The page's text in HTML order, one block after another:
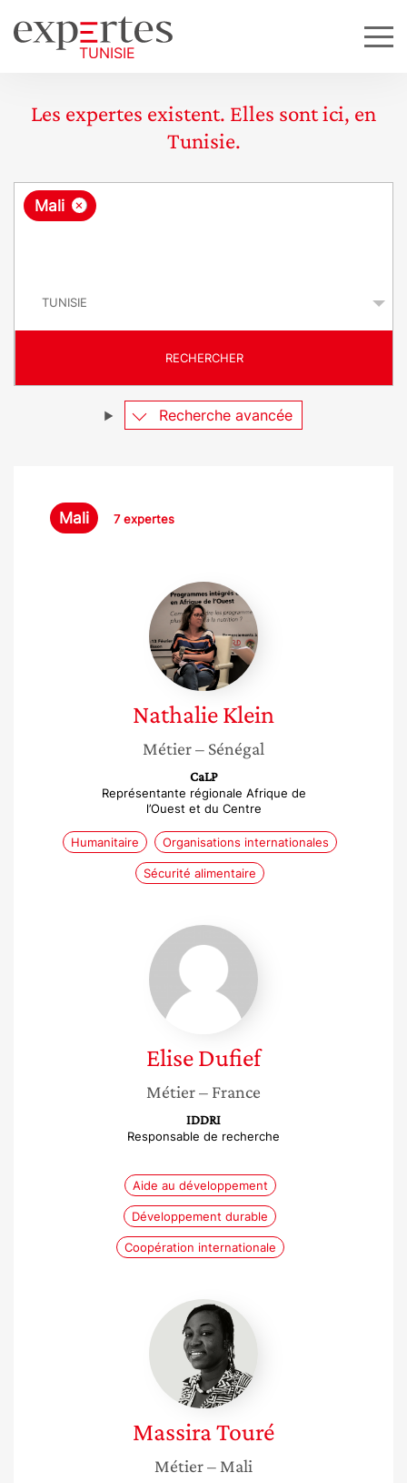
Les expertes existent. Elles sont ici, en
Tunisie.
R
ê
e
×
Mali
RECHERCHER
Recherche avancée
Mali 7 expertes
Nathalie
Klein
NathalieKlein
Métier– Sénégal
CaLP
Représentante régionale Afrique de
l’Ouest et du Centre
Humanitaire Organisations internationales
Sécurité alimentaire
Elise
Dufief
EliseDufief
Métier– France
IDDRI
Responsable de recherche
Aide au développement
Développement durable
Coopération internationale
Massira
Touré
MassiraTouré
Métier– Mali